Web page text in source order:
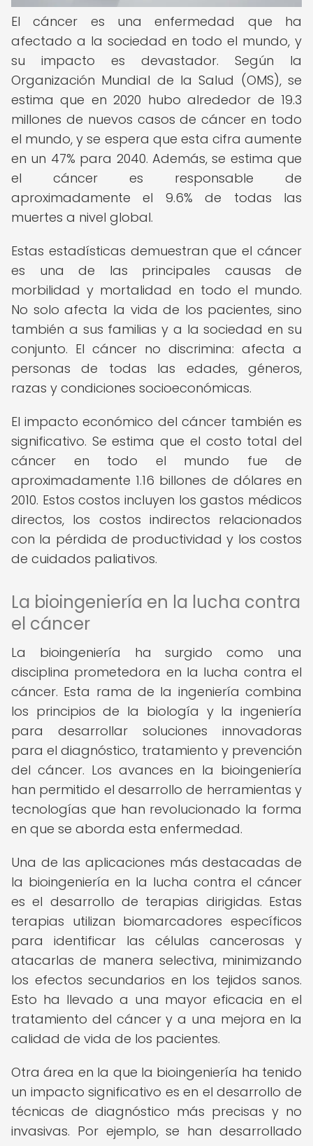
El cáncer es una enfermedad que ha
afectado a la sociedad en todo el mundo, y
su impacto es devastador. Según la
Organización Mundial de la Salud (OMS), se
estima que en 2020 hubo alrededor de 19.3
millones de nuevos casos de cáncer en todo
el mundo, y se espera que esta cifra aumente
en un 47% para 2040. Además, se estima que
el cáncer es responsable de
aproximadamente el 9.6% de todas las
muertes a nivel global.
Estas estadísticas demuestran que el cáncer
es una de las principales causas de
morbilidad y mortalidad en todo el mundo.
No solo afecta la vida de los pacientes, sino
también a sus familias y a la sociedad en su
conjunto. El cáncer no discrimina: afecta a
personas de todas las edades, géneros,
razas y condiciones socioeconómicas.
El impacto económico del cáncer también es
significativo. Se estima que el costo total del
cáncer en todo el mundo fue de
aproximadamente 1.16 billones de dólares en
2010. Estos costos incluyen los gastos médicos
directos, los costos indirectos relacionados
con la pérdida de productividad y los costos
de cuidados paliativos.
La bioingeniería en la lucha contra
el cáncer
La bioingeniería ha surgido como una
disciplina prometedora en la lucha contra el
cáncer. Esta rama de la ingeniería combina
los principios de la biología y la ingeniería
para desarrollar soluciones innovadoras
para el diagnóstico, tratamiento y prevención
del cáncer. Los avances en la bioingeniería
han permitido el desarrollo de herramientas y
tecnologías que han revolucionado la forma
en que se aborda esta enfermedad.
Una de las aplicaciones más destacadas de
la bioingeniería en la lucha contra el cáncer
es el desarrollo de terapias dirigidas. Estas
terapias utilizan biomarcadores específicos
para identificar las células cancerosas y
atacarlas de manera selectiva, minimizando
los efectos secundarios en los tejidos sanos.
Esto ha llevado a una mayor eficacia en el
tratamiento del cáncer y a una mejora en la
calidad de vida de los pacientes.
Otra área en la que la bioingeniería ha tenido
un impacto significativo es en el desarrollo de
técnicas de diagnóstico más precisas y no
invasivas. Por ejemplo, se han desarrollado